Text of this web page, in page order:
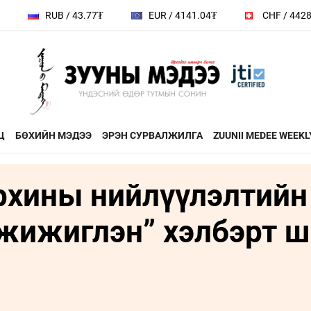
EUR / 4141.04₮ CHF / 4428.4₮
БӨХИЙН МЭДЭЭ ЭРЭН СУРВАЛЖИЛГА ZUUNII MEDEE
зочин
ДӨРВӨН ХӨЛТЭЙ АНД
ХЭВШМЭЛ ОЙЛГОЛТОО
ӨӨРЧИЛЬЕ
ЭДИЙН
нийлүүлэлтийн
хэлбэрт